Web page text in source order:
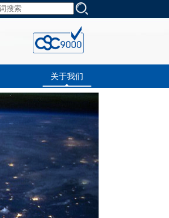
关于我们